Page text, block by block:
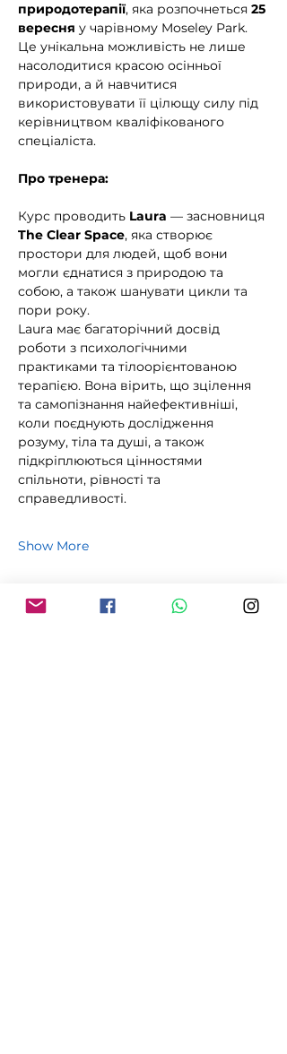
природотерапії, яка розпочнеться 25
вересня у чарівному Moseley Park.
Це унікальна можливість не лише
насолодитися красою осінньої
природи, а й навчитися
використовувати її цілющу силу під
керівництвом кваліфікованого
спеціаліста.
Про тренера:
Курс проводить Laura — засновниця
The Clear Space, яка створює
простори для людей, щоб вони
могли єднатися з природою та
собою, а також шанувати цикли та
пори року.
Laura має багаторічний досвід
роботи з психологічними
практиками та тілоорієнтованою
терапією. Вона вірить, що зцілення
та самопізнання найефективніші,
коли поєднують дослідження
розуму, тіла та душі, а також
підкріплюються цінностями
спільноти, рівності та
справедливості.
Show More